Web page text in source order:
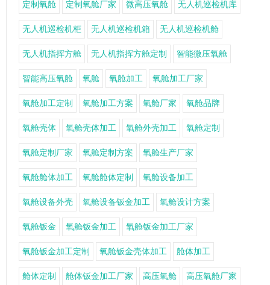
定制氧舱 定制氧舱厂家 微高压氧舱 无人机巡检机库
无人机巡检机柜 无人机巡检机箱 无人机巡检机舱
无人机指挥方舱 无人机指挥方舱定制 智能微压氧舱
智能高压氧舱 氧舱 氧舱加工 氧舱加工厂家
氧舱加工定制 氧舱加工方案 氧舱厂家 氧舱品牌
氧舱壳体 氧舱壳体加工 氧舱外壳加工 氧舱定制
氧舱定制厂家 氧舱定制方案 氧舱生产厂家
氧舱舱体加工 氧舱舱体定制 氧舱设备加工
氧舱设备外壳 氧舱设备钣金加工 氧舱设计方案
氧舱钣金 氧舱钣金加工 氧舱钣金加工厂家
氧舱钣金加工定制 氧舱钣金壳体加工 舱体加工
舱体定制 舱体钣金加工厂家 高压氧舱 高压氧舱厂家